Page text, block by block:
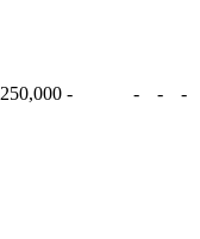
250,000 - - - -